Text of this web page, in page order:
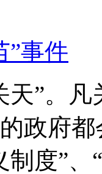
事件
天”。
政府
制度”